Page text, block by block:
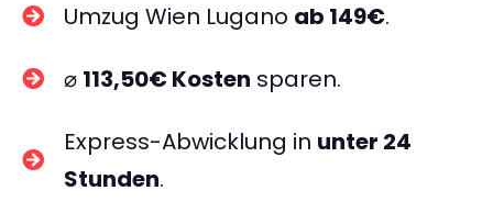
Umzug Wien Lugano ab 149€.
⌀ 113,50€ Kosten sparen.
Express-Abwicklung in unter 24
Stunden.